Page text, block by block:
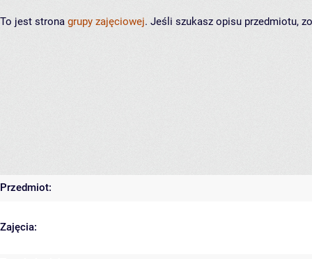
To jest strona grupy zajęciowej. Jeśli szukasz opisu przedmiotu,
Przedmiot:
Zajęcia: